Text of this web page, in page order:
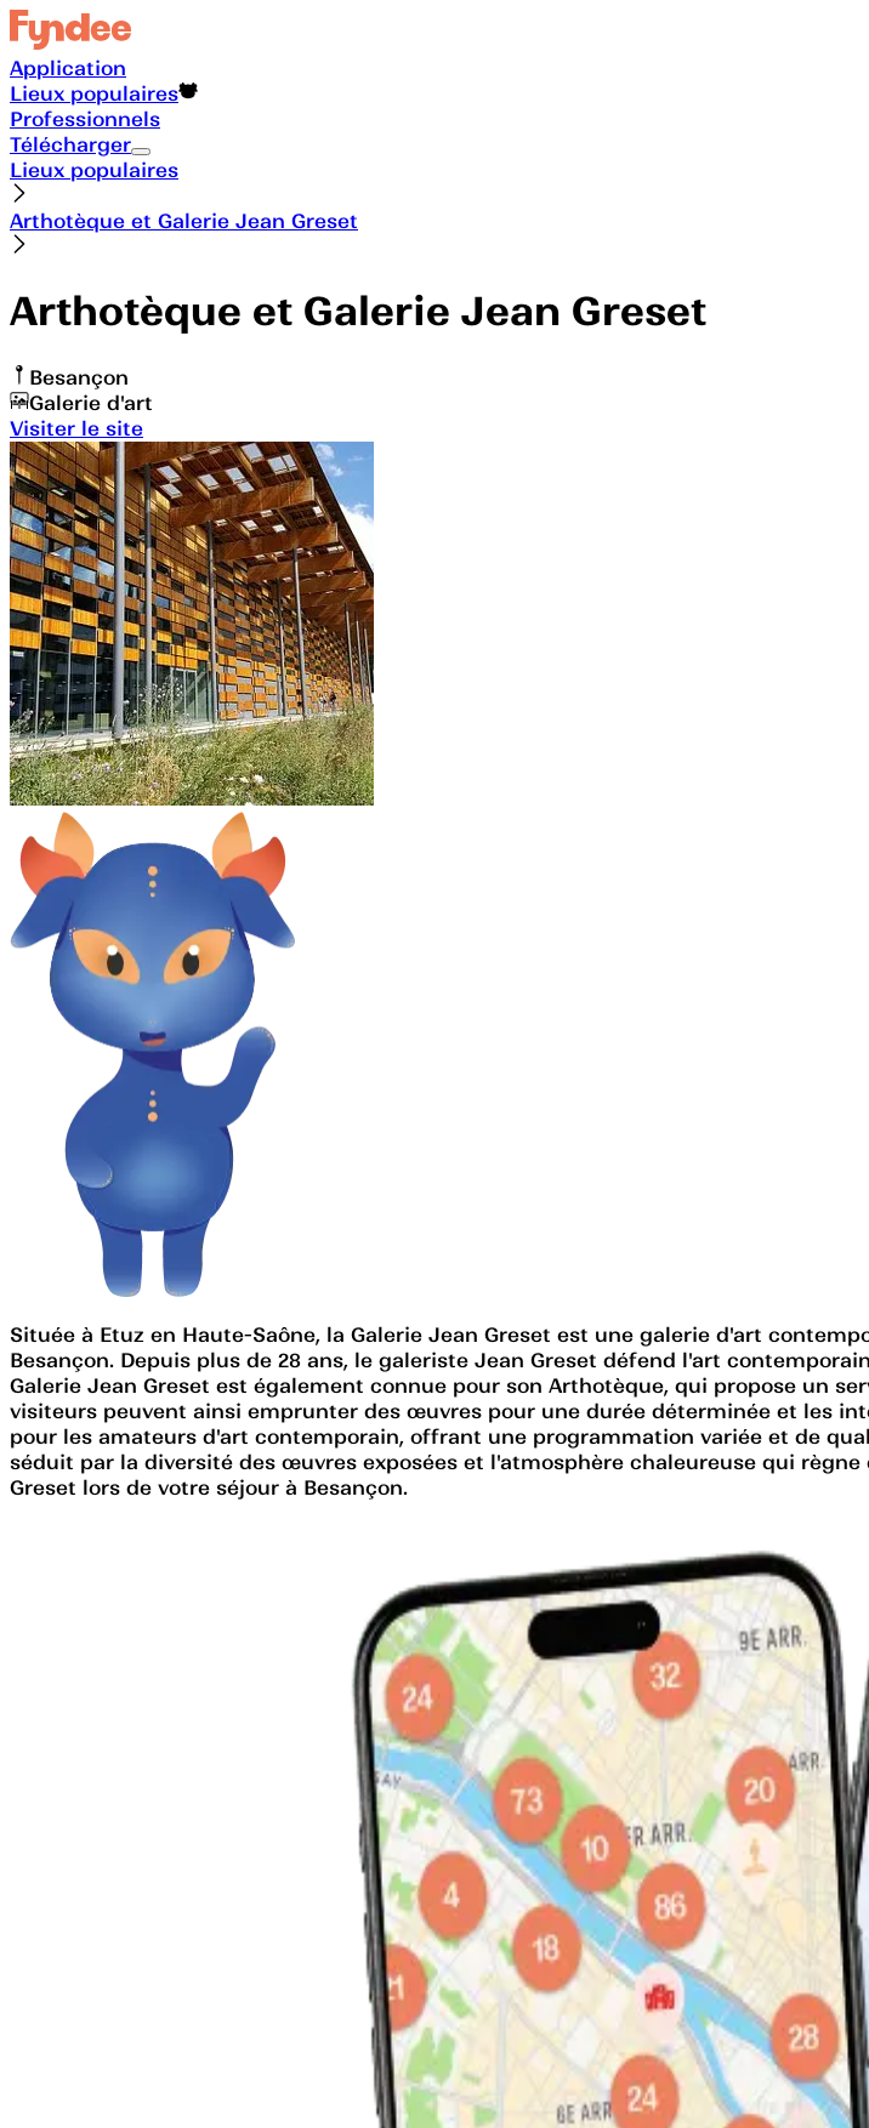
Application
Lieux populaires
Professionnels
Télécharger
Lieux populaires
Arthotèque et Galerie Jean Greset
Arthotèque et Galerie Jean Greset
Besançon
Galerie d'art
Visiter le site
Située à Etuz en Haute-Saône, la Galerie Jean Greset est une galerie d'art
Besançon. Depuis plus de 28 ans, le galeriste Jean Greset défend l'art
Galerie Jean Greset est également connue pour son Arthotèque, qui propose un
visiteurs peuvent ainsi emprunter des œuvres pour une durée déterminée et les
pour les amateurs d'art contemporain, offrant une programmation variée et de
séduit par la diversité des œuvres exposées et l'atmosphère chaleureuse qui
Greset lors de votre séjour à Besançon.